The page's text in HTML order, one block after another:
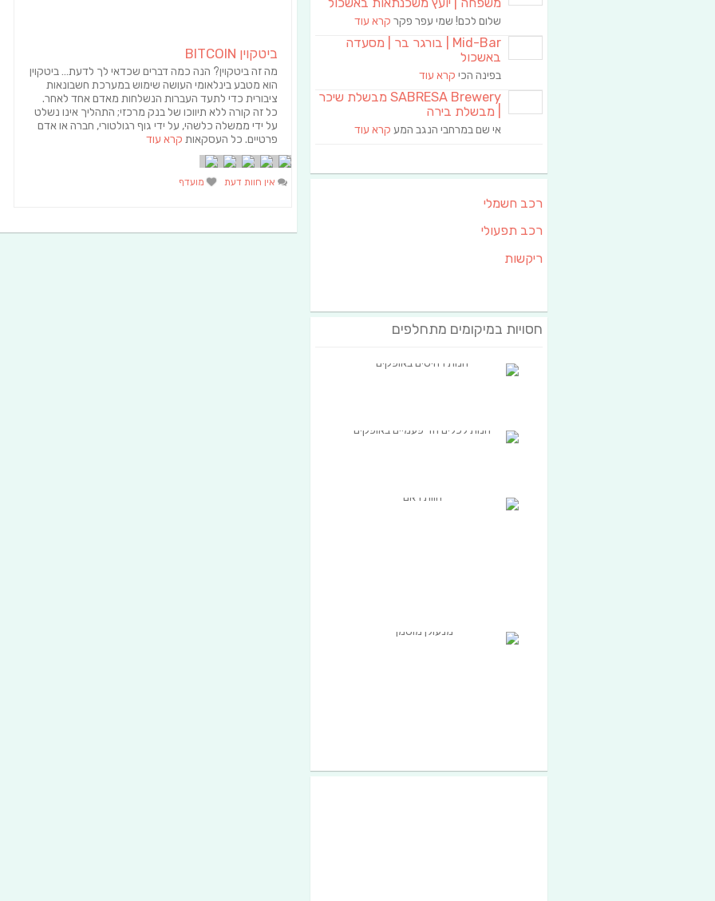
ביטקוין BITCOIN
מה זה ביטקוין? הנה כמה דברים שכדאי לך לדעת… ביטקוין
הוא מטבע בינלאומי העושה שימוש במערכת חשבונאות
ציבורית כדי לתעד העברות הנשלחות מאדם אחד לאחר.
כל זה קורה ללא תיווכו של בנק מרכזי; התהליך אינו נשלט
על ידי ממשלה כלשהי, על ידי גוף רגולטורי, חברה או אדם
פרטיים. כל העסקאות קרא עוד
אין חוות דעת מועדף
שלום לכם! שמי עפר פקר קרא עוד
Mid-Bar | בורגר בר | מסעדה
באשכול
בפינה הכי קרא עוד
SABRESA Brewery מבשלת שיכר
| מבשלת בירה
אי שם במרחבי הנגב המע קרא עוד
רכב חשמלי
רכב תפעולי
ריקשות
חסויות במיקומים מתחלפים